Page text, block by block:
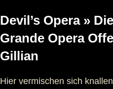
Devil’s Opera »
Grande Opera
Gillian
Hier vermischen sich